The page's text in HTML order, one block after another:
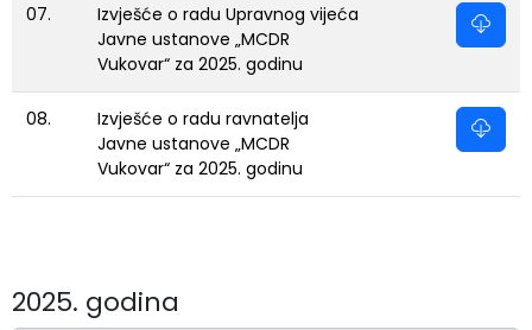
07.
Izvješće o radu Upravnog vijeća
Javne ustanove „MCDR
Vukovar“ za 2025. godinu
08.
Izvješće o radu ravnatelja
Javne ustanove „MCDR
Vukovar“ za 2025. godinu
2025. godina